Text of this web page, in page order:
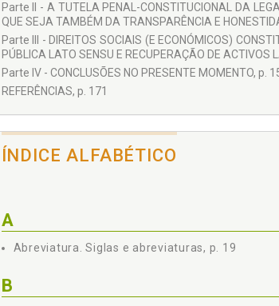
Parte II - A TUTELA PENAL-CONSTITUCIONAL DA
QUE SEJA TAMBÉM DA TRANSPARÊNCIA E
Parte III - DIREITOS SOCIAIS (E ECONÓMICOS)
PÚBLICA LATO SENSU E RECUPERAÇÃO DE ACTIVOS
Parte IV - CONCLUSÕES NO PRESENTE MOMENTO, p.
REFERÊNCIAS, p. 171
ÍNDICE ALFABÉTICO
A
Abreviatura. Siglas e abreviaturas, p. 19
B